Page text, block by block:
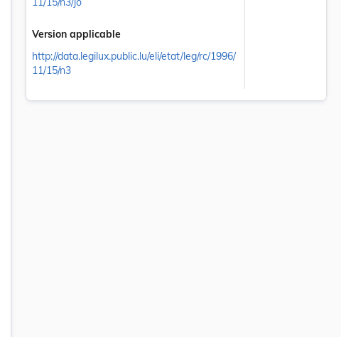
Version applicable
http://data.legilux.public.lu/eli/etat/leg/rc/1996/
11/15/n3